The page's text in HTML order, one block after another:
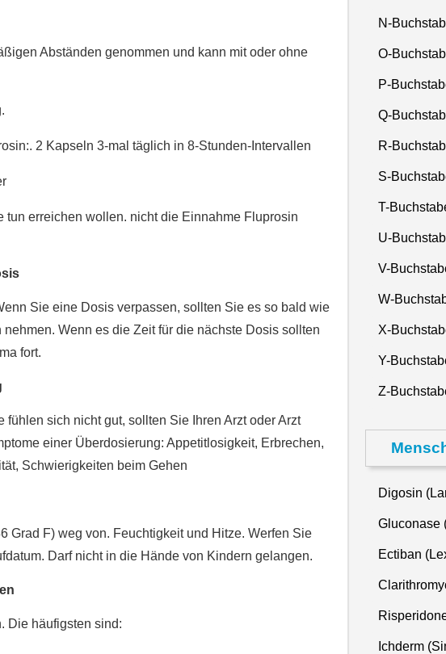
Abständen genommen und kann mit oder ohne
2 Kapseln 3-mal täglich in 8-Stunden-Intervallen
tun erreichen wollen. nicht die Einnahme Fluprosin
Sie eine Dosis verpassen, sollten Sie es so bald wie
Wenn es die Zeit für die nächste Dosis sollten
fort.
sich nicht gut, sollten Sie Ihren Arzt oder Arzt
einer Überdosierung: Appetitlosigkeit, Erbrechen,
Schwierigkeiten beim Gehen
Grad F) weg von. Feuchtigkeit und Hitze. Werfen Sie
Darf nicht in die Hände von Kindern gelangen.
Die häufigsten sind:
N-
O-
P-
Q-
R-
S-
T-
U-
V-
W-
X-
Y-
Z-
Digosin
Gluconase
Ectiban
Ichderm